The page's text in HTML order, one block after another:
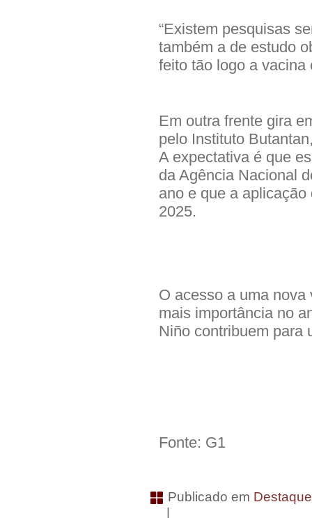
“Existem pesquisas
também a de estudo
feito tão logo a vacina
Em outra frente gira
pelo Instituto
A expectativa é que
da Agência Nacional
ano e que a
2025.
O acesso a uma
mais importância no
Niño contribuem para
Fonte: G1
Publicado em